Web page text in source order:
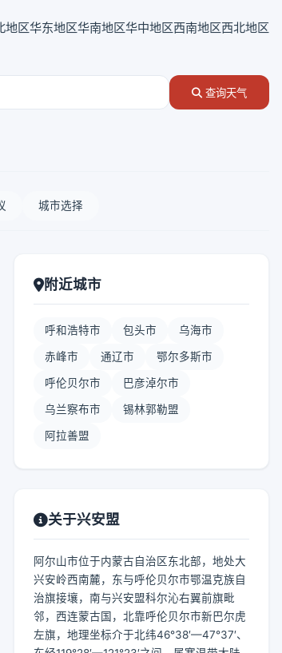
地区华东地区华南地区华中地区西南地区西北地区
查询天气
城市选择
附近城市
呼和浩特市 包头市 乌海市
赤峰市 通辽市 鄂尔多斯市
呼伦贝尔市 巴彦淖尔市
乌兰察布市 锡林郭勒盟
阿拉善盟
关于兴安盟
阿尔山市位于内蒙古自治区东北部，地处大
兴安岭西南麓，东与呼伦贝尔市鄂温克族自
治旗接壤，南与兴安盟科尔沁右翼前旗毗
邻，西连蒙古国，北靠呼伦贝尔市新巴尔虎
左旗，地理坐标介于北纬46°38′—47°37′、